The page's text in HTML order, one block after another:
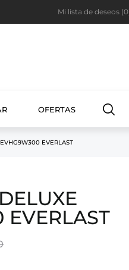
Mi lista de deseos (0
OFERTAS
EVERLAST